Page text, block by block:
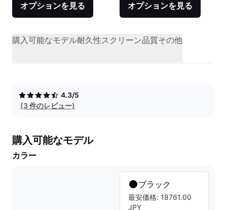
オプションを見る オプションを見る
購入可能なモデル耐久性スクリーン品質その他
4.3/5
(3 件のレビュー)
購入可能なモデル
カラー
ブラック
最安価格: 18761.00
JPY